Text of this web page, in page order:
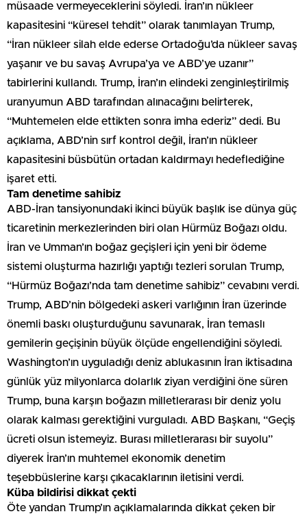
müsaade vermeyeceklerini söyledi. İran’ın nükleer
kapasitesini “küresel tehdit” olarak tanımlayan Trump,
“İran nükleer silah elde ederse Ortadoğu’da nükleer savaş
yaşanır ve bu savaş Avrupa’ya ve ABD’ye uzanır”
tabirlerini kullandı. Trump, İran’ın elindeki zenginleştirilmiş
uranyumun ABD tarafından alınacağını belirterek,
“Muhtemelen elde ettikten sonra imha ederiz” dedi. Bu
açıklama, ABD’nin sırf kontrol değil, İran’ın nükleer
kapasitesini büsbütün ortadan kaldırmayı hedeflediğine
işaret etti.
Tam denetime sahibiz
ABD-İran tansiyonundaki ikinci büyük başlık ise dünya güç
ticaretinin merkezlerinden biri olan Hürmüz Boğazı oldu.
İran ve Umman’ın boğaz geçişleri için yeni bir ödeme
sistemi oluşturma hazırlığı yaptığı tezleri sorulan Trump,
“Hürmüz Boğazı’nda tam denetime sahibiz” cevabını verdi.
Trump, ABD’nin bölgedeki askeri varlığının İran üzerinde
önemli baskı oluşturduğunu savunarak, İran temaslı
gemilerin geçişinin büyük ölçüde engellendiğini söyledi.
Washington’ın uyguladığı deniz ablukasının İran iktisadına
günlük yüz milyonlarca dolarlık ziyan verdiğini öne süren
Trump, buna karşın boğazın milletlerarası bir deniz yolu
olarak kalması gerektiğini vurguladı. ABD Başkanı, “Geçiş
ücreti olsun istemeyiz. Burası milletlerarası bir suyolu”
diyerek İran’ın muhtemel ekonomik denetim
teşebbüslerine karşı çıkacaklarının iletisini verdi.
Küba bildirisi dikkat çekti
Öte yandan Trump’ın açıklamalarında dikkat çeken bir